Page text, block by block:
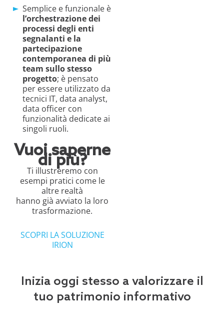
Semplice e funzionale è
l’orchestrazione dei
processi degli enti
segnalanti e la
partecipazione
contemporanea di più
team sullo stesso
progetto; è pensato
per essere utilizzato da
tecnici IT, data analyst,
data officer con
funzionalità dedicate ai
singoli ruoli.
Vuoi saperne
di più?
Ti illustreremo con
esempi pratici come le
altre realtà
hanno già avviato la loro
trasformazione.
SCOPRI LA SOLUZIONE
IRION
Inizia oggi stesso a valorizzare il
tuo patrimonio informativo